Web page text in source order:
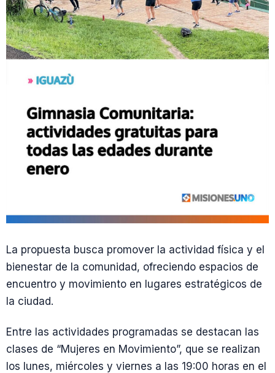
La propuesta busca promover la actividad física y el
bienestar de la comunidad, ofreciendo espacios de
encuentro y movimiento en lugares estratégicos de
la ciudad.
Entre las actividades programadas se destacan las
clases de “Mujeres en Movimiento”, que se realizan
los lunes, miércoles y viernes a las 19:00 horas en el